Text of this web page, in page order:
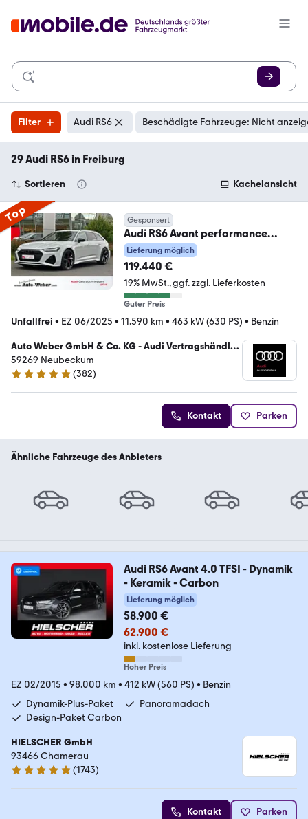
Filter Audi RS6 Beschädigte Fahrzeuge: Nicht
29 Audi RS6 in Freiburg
Sortieren Kachelansicht
Top Gesponsert
Audi RS6 Avant performance
BLACK HUD PANO NACHTS STHZ
Lieferung möglich
119.440 €
19% MwSt. ggf. zzgl. Lieferkosten
Guter Preis
Unfallfrei • EZ 06/2025 • 11.590 km • 463 kW (630 PS) • Benzin
Auto Weber GmbH & Co. KG - Audi Vertragshändler
/ VW Service
59269 Neubeckum
4.9 Sterne
(382)
Kontakt Parken
Ähnliche Fahrzeuge des Anbieters
Audi RS6 Avant 4.0 TFSI - Dynamik
- Keramik - Carbon
Lieferung möglich
58.900 €
62.900 €
inkl. kostenlose Lieferung
Hoher Preis
EZ 02/2015 • 98.000 km • 412 kW (560 PS) • Benzin
Dynamik-Plus-Paket
Panoramadach
Design-Paket Carbon
HIELSCHER GmbH
93466 Chamerau
4.9 Sterne
(1743)
Kontakt Parken